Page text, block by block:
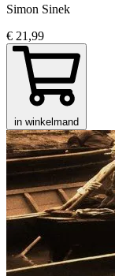
Simon Sinek
€ 21,99
in winkelmand